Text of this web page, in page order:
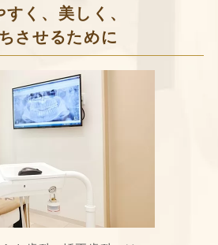
すく、美しく、
させるために